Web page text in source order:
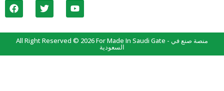
All Right Reserved © 2026 For Made In Saudi Gate - منصة صنع في
السعودية